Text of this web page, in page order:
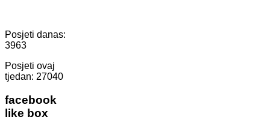
Posjeti danas:
3963
Posjeti ovaj
tjedan: 27040
facebook
like box